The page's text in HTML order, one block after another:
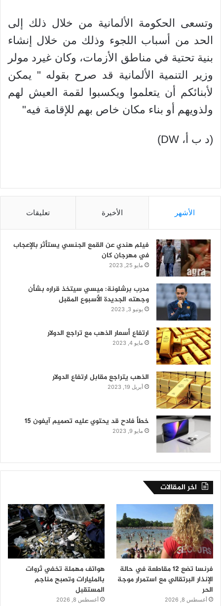
وتسعى الحكومة الألمانية من خلال ذلك إلى
الحد من أسباب اللجوء وذلك من خلال إنشاء
بنية تحتية في مناطق الأزمات، وكان غيرد مولر
وزير التنمية الألمانية قد صرح بقوله " يمكن
لأبنائكم أن يتعلموا ويكسبوا لقمة العيش لهم
ولذويهم أو بناء مكان خاص بهم للإقامة فيه"
(د ب أ، DW)
الأشهر الأخيرة تعليقات
فيلم هندي عن القمع الجنسي يستأثر بالإعجاب
في مهرجان كان
مايو 25, 2023
مدرب برشلونة: ميسي سيتخذ قراره بشأن
وجهته الجديدة الأسبوع المقبل
يونيو 3, 2023
ارتفاع أسعار الذهب مع تراجع الدولار
مايو 4, 2023
الذهب يتراجع مقابل ارتفاع الدولار
أبريل 19, 2023
خطأ فادح قد يحتوي عليه تصميم آيفون 15
مايو 9, 2023
اخر المقالات
فرنسا تضع 12 مقاطعة في حالة
الإنذار البرتقالي مع استمرار موجة
الحر
أغسطس 8, 2026
هواتف مهملة تخفي ثروات
بالمليارات وتصبح مناجم
المستقبل
أغسطس 8, 2026